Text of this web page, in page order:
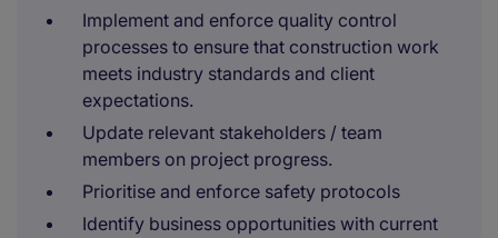
Implement and enforce quality control
processes to ensure that construction work
meets industry standards and client
expectations.
Update relevant stakeholders / team
members on project progress.
Prioritise and enforce safety protocols
Identify business opportunities with current